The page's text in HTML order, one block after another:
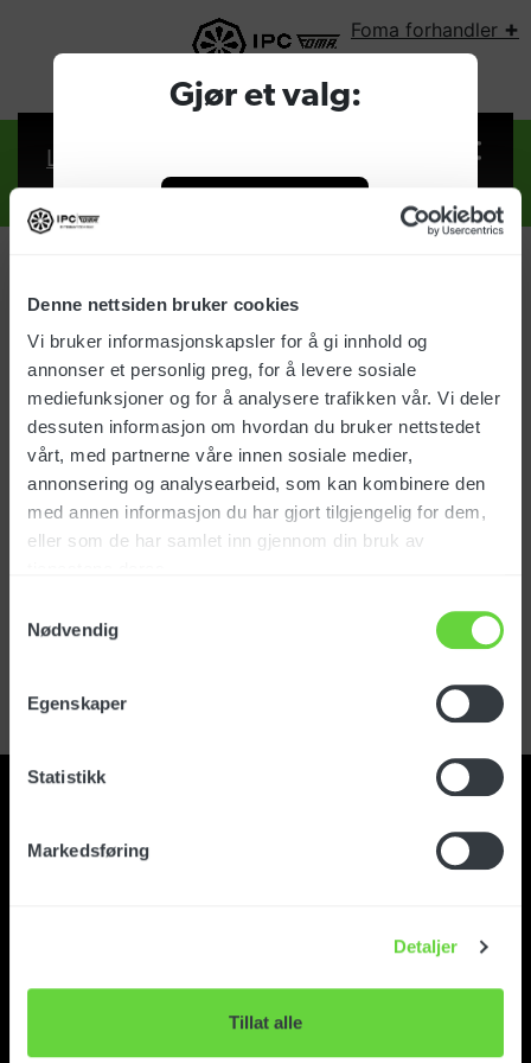
Denne nettsiden bruker cookies
Vi bruker informasjonskapsler for å gi innhold og
annonser et personlig preg, for å levere sosiale
mediefunksjoner og for å analysere trafikken vår. Vi deler
dessuten informasjon om hvordan du bruker nettstedet
vårt, med partnerne våre innen sosiale medier,
annonsering og analysearbeid, som kan kombinere den
med annen informasjon du har gjort tilgjengelig for dem,
eller som de har samlet inn gjennom din bruk av
Nødvendig
Egenskaper
Statistikk
Markedsføring
Detaljer
Tillat alle
Gjør et valg:
Privat
Foma forhandler +
VELG LAND:
Logg inn
Logg inn
Brukernavn:
Passord: